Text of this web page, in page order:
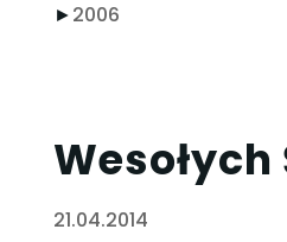
►2006
21.04.2014